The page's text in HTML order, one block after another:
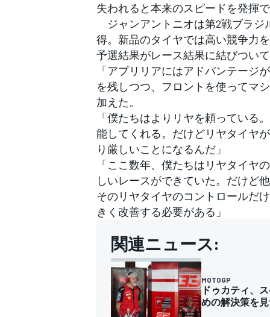
失われると本来のスピードを発揮
ジャンアントニオは第2戦ブラジ
得。新品のタイヤでは高い競争力
予選結果がレース結果に結びつい
「アプリリアにはアドバンテージ
を残しつつ、フロントを使ってマ
加えた。
「僕たちはよりリヤを頼っている
能してくれる。だけどリヤタイヤ
り厳しいことになるんだ」
「ここ数年、僕たちはリヤタイヤ
しいレースができていた。だけど
そのリヤタイヤのコントロールだ
きく改善する必要がある」
関連ニュース:
MOTOGP
ドゥカティ、
めの解決策を